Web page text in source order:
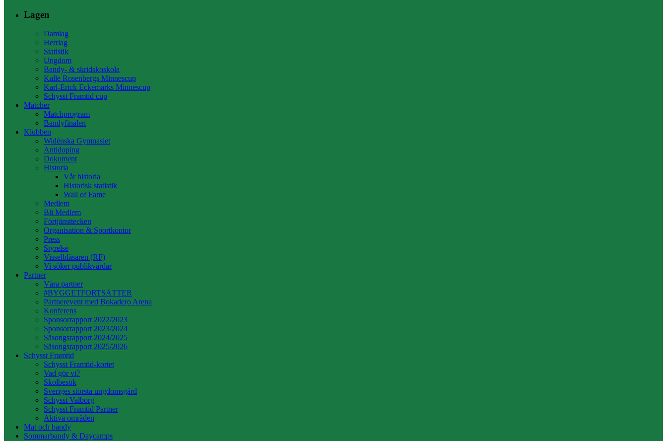
Lagen
Damlag
Herrlag
Statistik
Ungdom
Bandy- & skridskoskola
Kalle Rosenbergs Minnescup
Karl-Erick Eckemarks Minnescup
Schysst Framtid cup
Matcher
Matchprogram
Bandyfinalen
Klubben
Widénska Gymnasiet
Antidoping
Dokument
Historia
Vår historia
Historisk statistik
Wall of Fame
Medlem
Bli Medlem
Förtjänsttecken
Organisation & Sportkontor
Press
Styrelse
Visselblåsaren (RF)
Vi söker publikvärdar
Partner
Våra partner
#BYGGETFORTSÄTTER
Partnerevent med Bokadero Arena
Konferens
Sponsorrapport 2022/2023
Sponsorrapport 2023/2024
Säsongsrapport 2024/2025
Säsongsrapport 2025/2026
Schysst Framtid
Schysst Framtid-kortet
Vad gör vi?
Skolbesök
Sveriges största ungdomsgård
Schysst Valborg
Schysst Framtid Partner
Aktiva områden
Mat och bandy
Sommarbandy & Daycamps